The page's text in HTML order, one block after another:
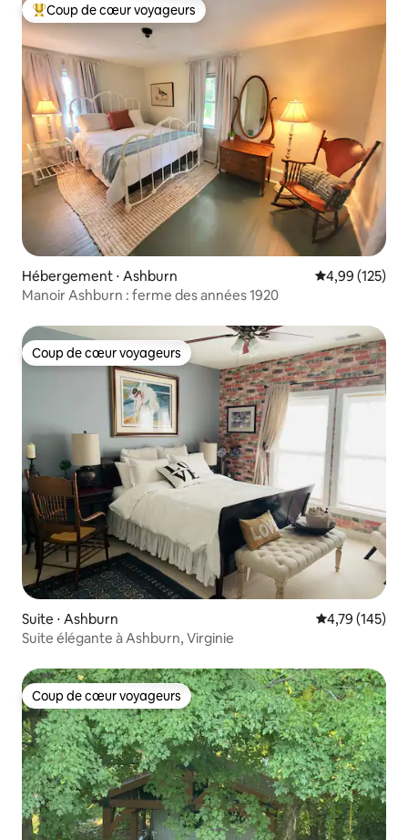
Coups de cœur voyageurs les plus appréciés
Coup de cœur voyageurs
Hébergement ⋅ Ashburn Évaluation
4,99 (125)
Manoir Ashburn : ferme des années 1920
Coup de cœur voyageurs
Coup de cœur voyageurs
Suite ⋅ Ashburn Évaluation
4,79 (145)
Suite élégante à Ashburn, Virginie
Coup de cœur voyageurs
Coup de cœur voyageurs